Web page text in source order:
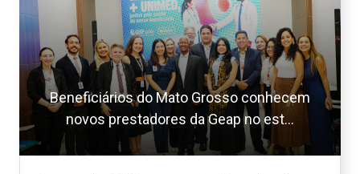
Beneficiários do Mato Grosso conhecem
novos prestadores da Geap no est...